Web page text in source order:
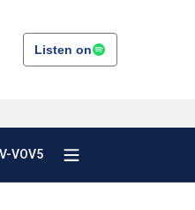
Listen on
VOV5